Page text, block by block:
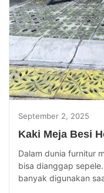
September 2, 2025
Kaki Meja Besi
Dalam dunia furnitur
bisa dianggap
banyak digunakan